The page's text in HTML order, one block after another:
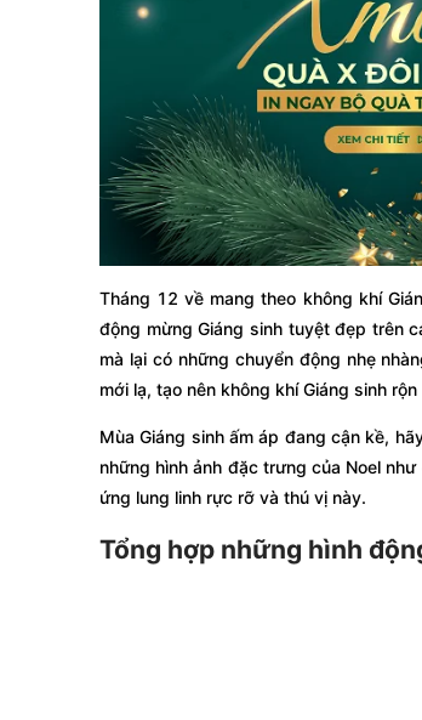
Tháng 12 về mang theo không khí
động mừng Giáng sinh tuyệt đẹp trên
mà lại có những chuyển động nhẹ
mới lạ, tạo nên không khí Giáng sinh
Mùa Giáng sinh ấm áp đang cận kề,
những hình ảnh đặc trưng của Noel
ứng lung linh rực rỡ và thú vị này.
Tổng hợp những hình